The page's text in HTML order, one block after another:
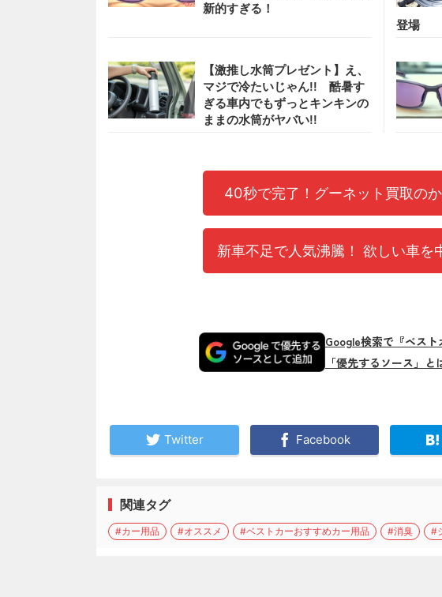
新的すぎる！
登場
【激推し水筒プレゼント】え、
マジで冷たいじゃん!! 酷暑す
ぎる車内でもずっとキンキンの
ままの水筒がヤバい!!
40秒で完了！グーネット買取の
新車不足で人気沸騰！ 欲しい車
Google検索で『ベス
「優先するソース」と
Twitter Facebook
関連タグ
#カー用品 #オススメ #ベストカーおすすめカー用品 #消臭 #